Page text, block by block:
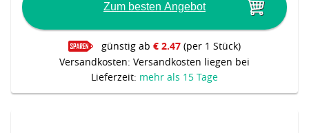
Zum besten Angebot
günstig ab € 2.47 (per 1 Stück)
Versandkosten: Versandkosten liegen bei
Lieferzeit: mehr als 15 Tage